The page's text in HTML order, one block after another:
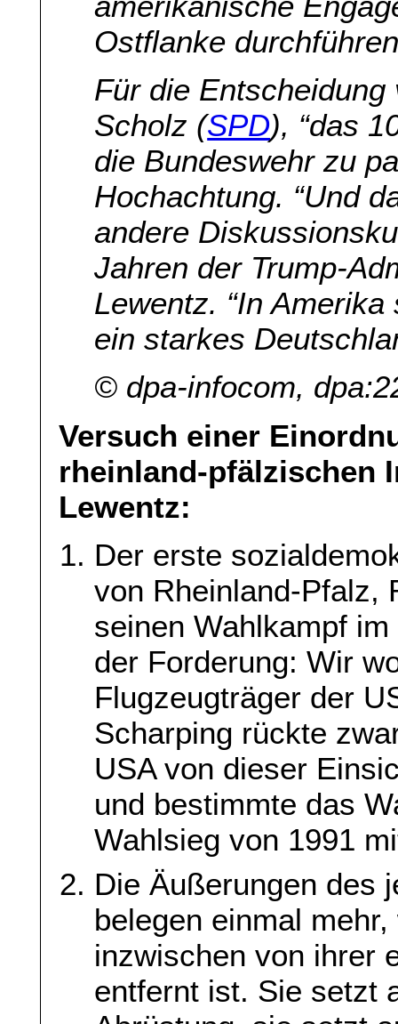
Ostflanke
Für die
Scholz (SPD), “das
die Bundeswehr zu
Hochachtung. “Und
andere
Jahren der Trump-
Lewentz. “In
ein starkes
© dpa-infocom,
Versuch einer
rheinland-pfälzischen
Lewentz:
Der erste
von Rheinland-Pfalz,
seinen Wahlkampf
der Forderung: Wir
Flugzeugträger der
Scharping rückte
USA von dieser
und bestimmte das
Wahlsieg von 1991
Die Äußerungen des
belegen einmal
inzwischen von ihrer
entfernt ist. Sie setzt